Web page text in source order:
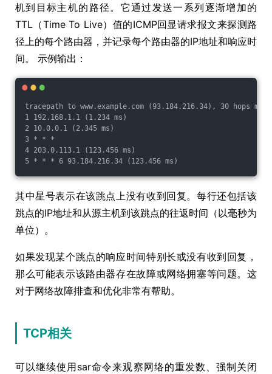
机到目标主机的路径。它通过发送一系列逐渐增加的
TTL（Time To Live）值的ICMP回显请求报文来探测路
径上的每个路由器，并记录每个路由器的IP地址和响应时
间。 示例输出：
tracepath to www.example.com (93.184.216.34), 30 hops
1 192.168.1.1 (1.234 ms)
2 10.0.0.1 (2.345 ms)
3 * * *
4 203.0.113.1 (123.456 ms)
5 * * * 6 93.184.216.34 (123.456 ms)
其中星号表示在该跳点上没有收到回复。每行还包括该
跳点的IP地址和从源主机到该跳点的往返时间（以毫秒为
单位）。
如果发现某个跳点的响应时间特别长或没有收到回复，
那么可能表示该路由器存在故障或网络拥塞等问题。这
对于网络故障排查和优化非常有帮助。
TCP相关
可以继续使用sar命令来观察网络的重发数、强制关闭